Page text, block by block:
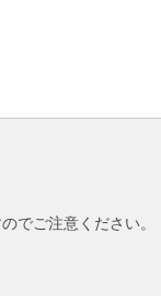
でご注意ください